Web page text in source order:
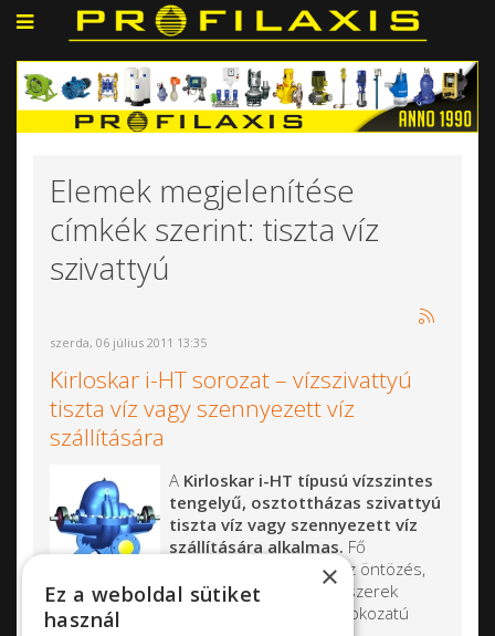
Elemek megjelenítése
címkék szerint: tiszta víz
szivattyú
szerda, 06 július 2011 13:35
Kirloskar i-HT sorozat – vízszivattyú
tiszta víz vagy szennyezett víz
szállítására
A Kirloskar i-HT típusú vízszintes
tengelyű, osztottházas szivattyú
tiszta víz vagy szennyezett víz
szállítására alkalmas. Fő
felhasználási területei az öntözés,
vízkeringetés, hűtőrendszerek
üzemeltetése. Egyfokozatú, illetve többfokozatú
×
Ez a weboldal sütiket
használ